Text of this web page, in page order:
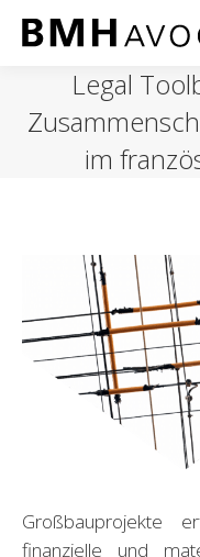
Legal
im
Großbauprojekte
finanzielle und